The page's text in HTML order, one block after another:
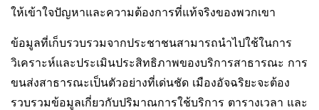
ให้เข้าใจปัญหาและความต้องการที่แท้จริงของพวกเขา
ข้อมูลที่เก็บรวบรวมจากประชาชนสามารถนำไปใช้ในการ
วิเคราะห์และประเมินประสิทธิภาพของบริการสาธารณะ การ
ขนส่งสาธารณะเป็นตัวอย่างที่เด่นชัด เมืองอัจฉริยะจะต้อง
รวบรวมข้อมูลเกี่ยวกับปริมาณการใช้บริการ ตารางเวลา และ